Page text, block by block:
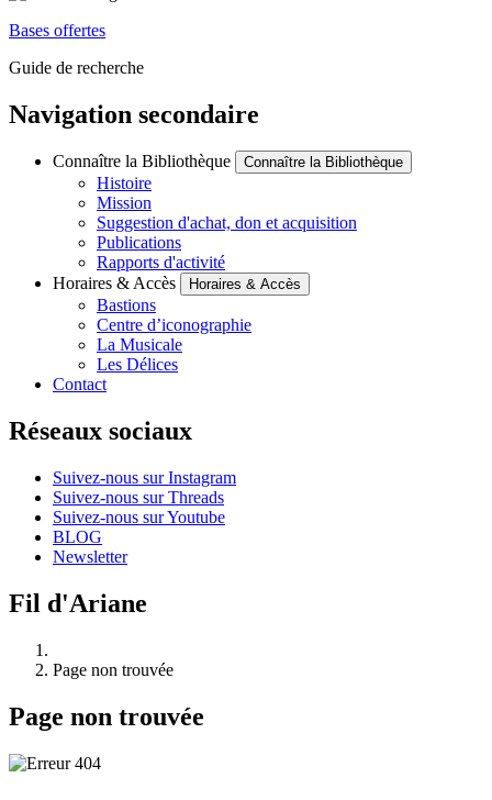
Bases offertes
Guide de recherche
Navigation secondaire
Connaître la Bibliothèque Connaître la Bibliothèque
Histoire
Mission
Suggestion d'achat, don et acquisition
Publications
Rapports d'activité
Horaires & Accès
Horaires & Accès
Bastions
Centre d’iconographie
La Musicale
Les Délices
Contact
Réseaux sociaux
Suivez-nous sur Instagram
Suivez-nous sur Threads
Suivez-nous sur Youtube
BLOG
Newsletter
Fil d'Ariane
Page non trouvée
Page non trouvée